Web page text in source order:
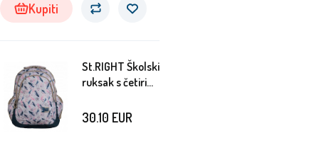
Kupiti
St.RIGHT Školski
ruksak s četiri
30.10 EUR